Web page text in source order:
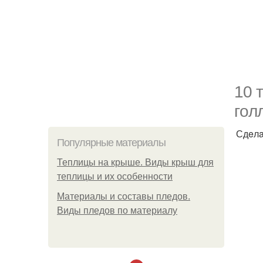
10
Популярные материалы
Теплицы на крыше. Виды крыш для
теплицы и их особенности
Материалы и составы пледов.
Виды пледов по материалу